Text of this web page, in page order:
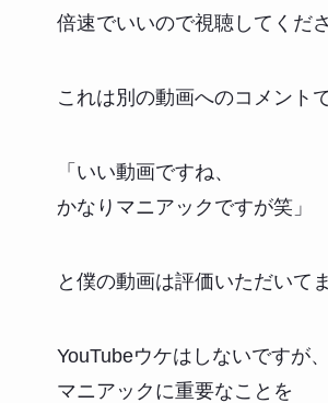
倍速でいいので視聴してくださ
これは別の動画へのコメント
「いい動画ですね、
かなりマニアックですが笑」
と僕の動画は評価いただいて
YouTubeウケはしないですが、
マニアックに重要なことを